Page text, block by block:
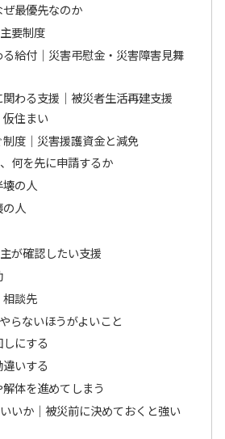
最優先なのか
要制度
給付｜災害弔慰金・災害障害見舞
わる支援｜被災者生活再建支援
住まい
度｜災害援護資金と減免
何を先に申請するか
の人
人
が確認したい支援
談先
らないほうがよいこと
にする
いする
体を進めてしまう
いか｜被災前に決めておくと強い